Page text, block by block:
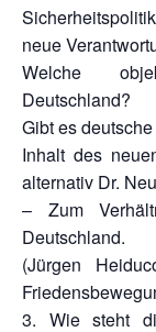
neue
Welche
Deutschland?
Gibt es
Inhalt des
alternativ Dr.
– Zum
Deutschland.
(Jürgen
3. Wie steht